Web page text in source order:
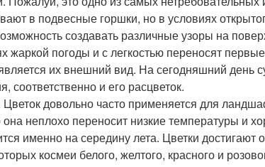
в подвесные горшки, но в условиях
создавать различные узоры на
жаркой погоды и с легкостью переносят
их внешний вид. На сегодняшний день
соответственно и его расцветок.
довольно часто применяется для
она неплохо переносит низкие температуры и
именно на середину лета. Цветки
космеи белого, желтого, красного и